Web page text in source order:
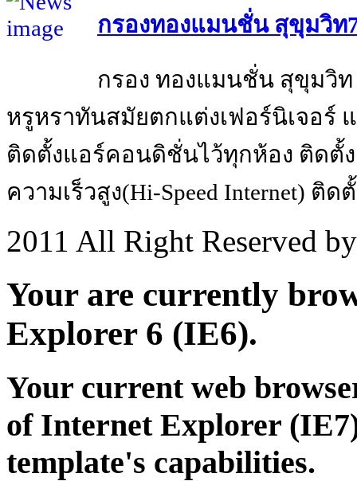
กรองทองแมนชั่น สุขุมวิท
กรอง ทองแมนชั่น สุขุมวิท
หรูหราทันสมัยตกแต่งเฟอร์นิเจอ
ติดตั้งแอร์คอนดิชั่นไว้ทุกห้อง ติดตั้
ความเร็วสูง(Hi-Speed Internet) ติด
2011 All Right Reserved
Your are currently
Explorer 6 (IE6).
Your current web
of Internet Explorer
template's capabilities.